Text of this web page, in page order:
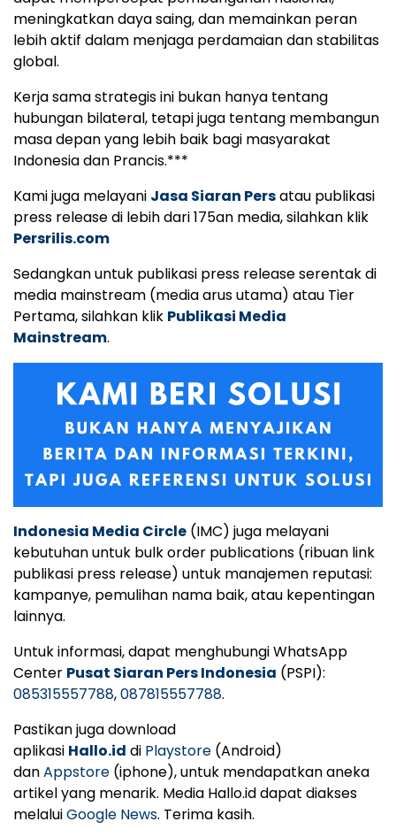
meningkatkan daya saing, dan memainkan peran
lebih aktif dalam menjaga perdamaian dan stabilitas
global.
Kerja sama strategis ini bukan hanya tentang
hubungan bilateral, tetapi juga tentang membangun
masa depan yang lebih baik bagi masyarakat
Indonesia dan Prancis.***
Kami juga melayani Jasa Siaran Persatau publikasi
press release di lebih dari 175an media, silahkan klik
Persrilis.com
Sedangkan untuk publikasi press release serentak di
media mainstream (media arus utama) atau Tier
Pertama, silahkan klik Publikasi Media
Mainstream.
Indonesia Media Circle (IMC) juga melayani
kebutuhan untuk bulk order publications (ribuan link
publikasi press release) untuk manajemen reputasi:
kampanye, pemulihan nama baik, atau kepentingan
lainnya.
Untuk informasi, dapat menghubungi WhatsApp
Center Pusat Siaran Pers Indonesia (PSPI):
085315557788,087815557788.
Pastikan juga download
aplikasi Hallo.id di Playstore (Android)
danAppstore (iphone), untuk mendapatkan aneka
artikel yang menarik. Media Hallo.id dapat diakses
melaluiGoogle News. Terima kasih.